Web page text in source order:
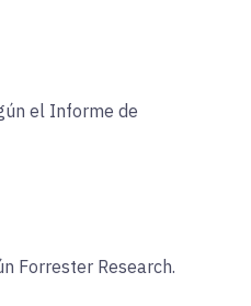
el Informe de
Forrester Research.